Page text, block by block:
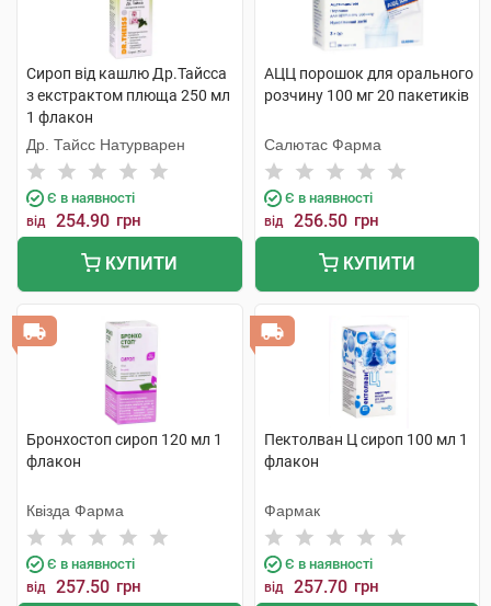
Сироп від кашлю Др.Тайсса
з екстрактом плюща 250 мл
1 флакон
Др. Тайсс Натурварен
Є в наявності
від 254.90 грн
КУПИТИ
АЦЦ порошок для орального
розчину 100 мг 20 пакетиків
Салютас Фарма
Є в наявності
від 256.50 грн
КУПИТИ
Бронхостоп сироп 120 мл 1
флакон
Квізда Фарма
Є в наявності
від 257.50 грн
Пектолван Ц сироп 100 мл 1
флакон
Фармак
Є в наявності
від 257.70 грн